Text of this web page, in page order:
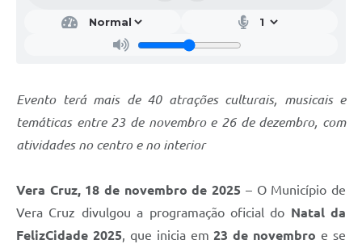
Evento terá mais de 40 atrações culturais, musicais e
temáticas entre 23 de novembro e 26 de dezembro, com
atividades no centro e no interior
Vera Cruz, 18 de novembro de 2025 – O Município de
Vera Cruz divulgou a programação oficial do Natal da
FelizCidade 2025, que inicia em23 de novembro e se